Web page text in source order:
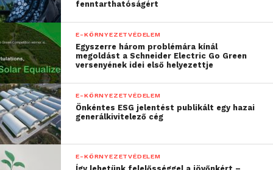
felé vezető út tisztán
látható előttünk, E.ON E-
flotta partnereink dolga
mindössze annyi, hogy
eldöntik, melyik
villanyautóval gurulnak
végig rajta”
fenntarthatóságért
E-KÖRNYEZETVÉDELEM
Egyszerre három problémára kínál
megoldást a Schneider Electric Go Green
versenyének idei első helyezettje
E-KÖRNYEZETVÉDELEM
Önkéntes ESG jelentést publikált egy hazai
generálkivitelező cég
E-KÖRNYEZETVÉDELEM